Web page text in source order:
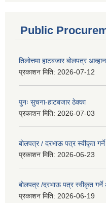
Public
तिलोत्तमा हाटबजार बोलपत्र
प्रकाशन मिति: 2026-07-12
पुनः सुचना-हाटबजार ठेक्का
प्रकाशन मिति: 2026-07-03
बोलपत्र / दरभाऊ पत्र स्वीकृत
प्रकाशन मिति: 2026-06-23
बोलपत्र /दरभाऊ पत्र स्वीकृत
प्रकाशन मिति: 2026-06-19